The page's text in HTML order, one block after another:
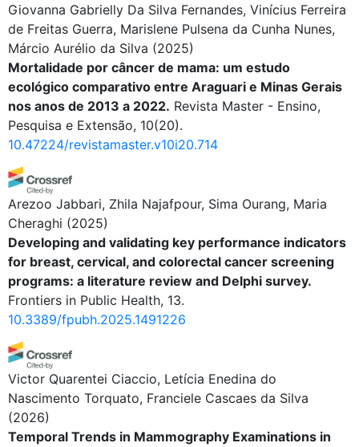
Giovanna Gabrielly Da Silva Fernandes, Vinícius Ferreira
de Freitas Guerra, Marislene Pulsena da Cunha Nunes,
Márcio Aurélio da Silva (2025)
Mortalidade por câncer de mama: um estudo
ecológico comparativo entre Araguari e Minas Gerais
nos anos de 2013 a 2022. Revista Master - Ensino,
Pesquisa e Extensão, 10(20).
10.47224/revistamaster.v10i20.714
Arezoo Jabbari, Zhila Najafpour, Sima Ourang, Maria
Cheraghi (2025)
Developing and validating key performance indicators
for breast, cervical, and colorectal cancer screening
programs: a literature review and Delphi survey.
Frontiers in Public Health, 13.
10.3389/fpubh.2025.1491226
Victor Quarentei Ciaccio, Letícia Enedina do
Nascimento Torquato, Franciele Cascaes da Silva
(2026)
Temporal Trends in Mammography Examinations in